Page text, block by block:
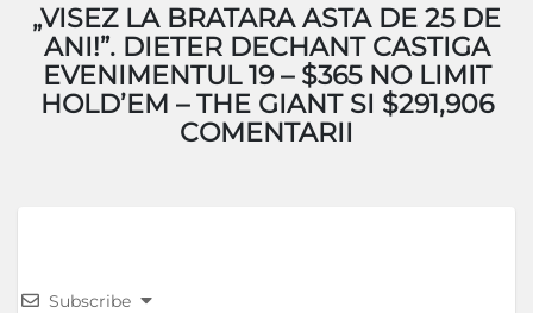
„VISEZ LA BRATARA ASTA DE 25 DE
ANI!”. DIETER DECHANT CASTIGA
EVENIMENTUL 19 – $365 NO LIMIT
HOLD’EM – THE GIANT SI $291,906
COMENTARII
Subscribe